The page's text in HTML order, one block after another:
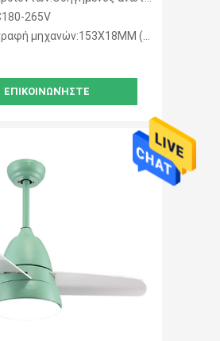
265V
μηχανών:153X18MM (SSS)
ΕΠΙΚΟΙΝΩΝΉΣΤΕ